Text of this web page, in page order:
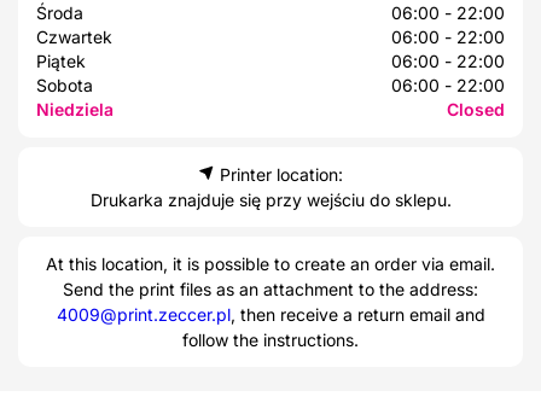
Środa
06:00 - 22:00
Czwartek
06:00 - 22:00
Piątek
06:00 - 22:00
Sobota
06:00 - 22:00
Niedziela
Closed
Printer location:
Drukarka znajduje się przy wejściu do sklepu.
At this location, it is possible to create an order via email.
Send the print files as an attachment to the address:
4009@print.zeccer.pl, then receive a return email and
follow the instructions.